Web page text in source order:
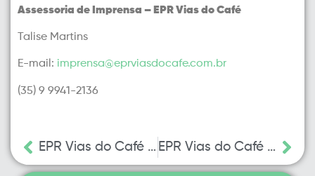
Assessoria de Imprensa – EPR Vias do Café
Talise Martins
E-mail: imprensa@eprviasdocafe.com.br
(35) 9 9941-2136
EPR Vias do Café divulga cronograma de obras entre os dias 08 e 13 de janeiro EPR Vias do Café informa intervenções no tráfego da CMG-491 para realização de obras de recuperação do pavimento